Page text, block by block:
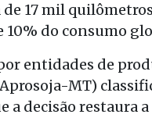
17 mil
10% do consumo
entidades de
MT)
decisão restaura